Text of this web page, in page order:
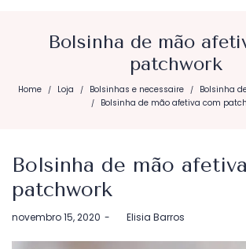
Bolsinha de mão
patchwork
Home / Loja / Bolsinhas e necessaire / Bolsinha
/ Bolsinha de mão afetiva com
Bolsinha de mão
patchwork
Postado
novembro 15, 2020 byElisia Barros